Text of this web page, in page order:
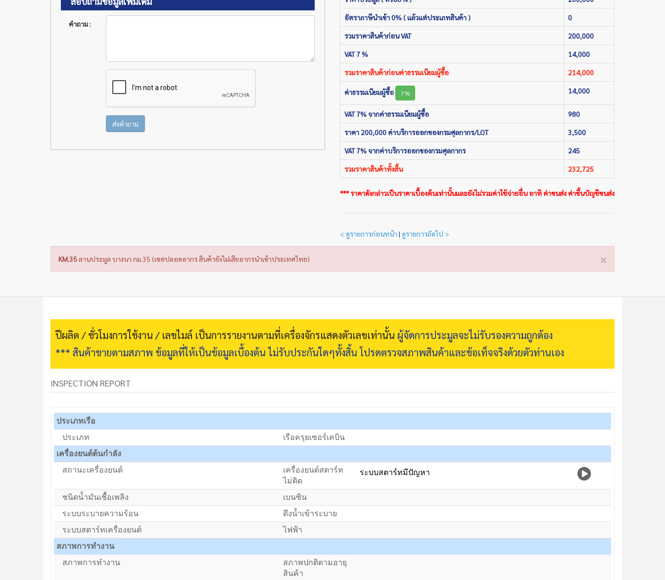
คำถาม :
ส่งคำถาม
อัตราภาษีนำเข้า 0% ( แล้วแต่ประเภทสินค้า ) 0
รวมราคาสินค้าก่อน VAT 200,000
VAT 7 % 14,000
รวมราคาสินค้าก่อนค่าธรรมเนียมผู้ซื้อ 214,000
ค่าธรรมเนียมผู้ซื้อ 7% 14,000
VAT 7% จากค่าธรรมเนียมผู้ซื้อ 980
ราคา 200,000 ค่าบริการออกของกรมศุลกากร/LOT 3,500
VAT 7% จากค่าบริการออกของกรมศุลกากร 245
รวมราคาสินค้าทั้งสิ้น 232,725
*** ราคาดังกล่าวเป็นราคาเบื้องต้นเท่านั้นและยังไม่รวมค่าใช้จ่ายอื่น อาทิ ค่าขนส่ง ค่าขึ้นบัญชีขนส่ง
< ดูรายการก่อนหน้า | ดูรายการถัดไป >
×
KM.35ลานประมูล บางนา กม.35 (เขตปลอดอากร สินค้ายังไม่เสียอากรนำเข้าประเทศไทย)
ปีผลิต / ชั่วโมงการใช้งาน / เลขไมล์ เป็นการรายงานตามที่เครื่องจักรแสดงตัวเลขเท่านั้น ผู้จัดการประมูลจะไม่รับรองความถูกต้อง
*** สินค้าขายตามสภาพ ข้อมูลที่ให้เป็นข้อมูลเบื้องต้น ไม่รับประกันใดๆทั้งสิ้น โปรดตรวจสภาพสินค้าและข้อเท็จจริงด้วยตัวท่านเอง
INSPECTION REPORT
ประเภทเรือ
ประเภท
เรือครุยเซอร์เคบิน
เครื่องยนต์ต้นกำลัง
สถานะเครื่องยนต์
เครื่องยนต์สตาร์ท
ไม่ติด
ระบบสตาร์ทมีปัญหา
ชนิดน้ำมันเชื้อเพลิง
เบนซิน
ระบบระบายความร้อน
ดึงน้ำเข้าระบาย
ระบบสตาร์ทเครื่องยนต์
ไฟฟ้า
สภาพการทำงาน
สภาพการทำงาน
สภาพปกติตามอายุ
สินค้า